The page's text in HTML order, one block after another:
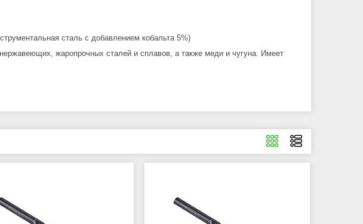
сталь с добавлением кобальта 5%)
жаропрочных сталей и сплавов, а также меди и чугуна. Имеет